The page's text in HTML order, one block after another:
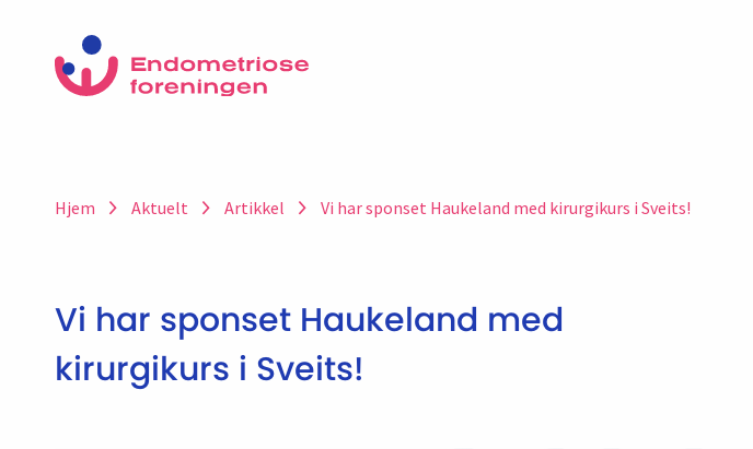
Hjem Aktuelt Artikkel Vi har sponset Haukeland med kirurgikurs i Sveits!
Vi har sponset Haukeland med
kirurgikurs i Sveits!